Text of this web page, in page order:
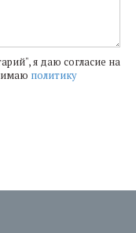
я даю согласие на
политику